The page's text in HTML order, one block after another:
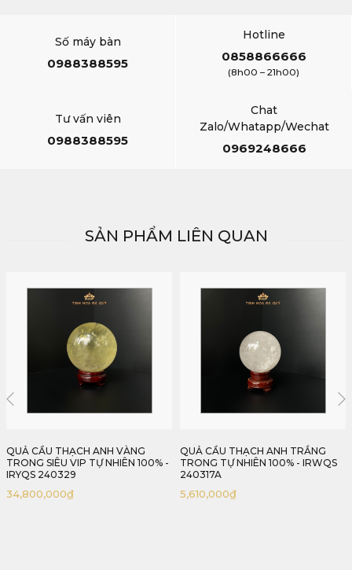
Số máy bàn
0988388595
Hotline
0858866666
(8h00 – 21h00)
Tư vấn viên
0988388595
Chat
Zalo/Whatapp/Wechat
0969248666
SẢN PHẨM LIÊN QUAN
QUẢ CẦU THẠCH ANH TRẮNG
TRONG TỰ NHIÊN 100% - IRWQS
240317A
5,610,000₫
QUẢ CẦU THẠCH ANH HỒNG TỰ
NHIÊN 100% - IRPQS 2403262
5,567,500